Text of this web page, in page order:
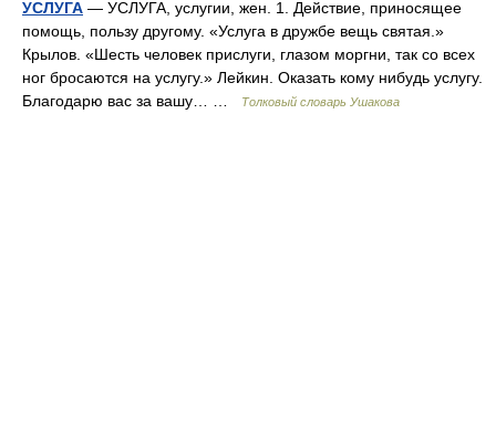
УСЛУГА — УСЛУГА, услугии, жен. 1. Действие, приносящее
помощь, пользу другому. «Услуга в дружбе вещь святая.»
Крылов. «Шесть человек прислуги, глазом моргни, так со всех
ног бросаются на услугу.» Лейкин. Оказать кому нибудь услугу.
Благодарю вас за вашу… …
Толковый словарь Ушакова